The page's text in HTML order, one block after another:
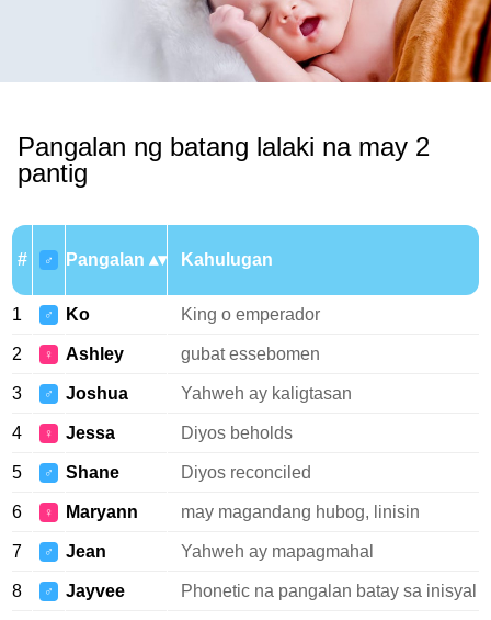
Pangalan ng batang lalaki na may 2
pantig
# ♂ Pangalan Kahulugan
1 ♂ Ko King o emperador
2 ♀ Ashley gubat essebomen
3 ♂ Joshua Yahweh ay kaligtasan
4 ♀ Jessa Diyos beholds
5 ♂ Shane Diyos reconciled
6 ♀ Maryann may magandang hubog, linisin
7 ♂ Jean Yahweh ay mapagmahal
8 ♂ Jayvee Phonetic na pangalan batay sa inisyal